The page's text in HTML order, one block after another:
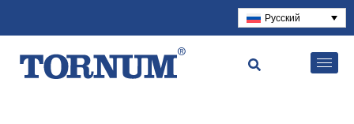
Русский